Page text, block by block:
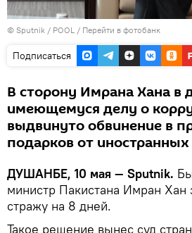
© Sputnik / POOL / Перейти в фотобанк
Подписаться
В сторону Имрана Хана в
имеющемуся делу о
выдвинуто обвинение в
подарков от иностранных
ДУШАНБЕ, 10 мая — Sputnik.
министр Пакистана Имран Хан
стражу на 8 дней.
Такое решение вынес суд